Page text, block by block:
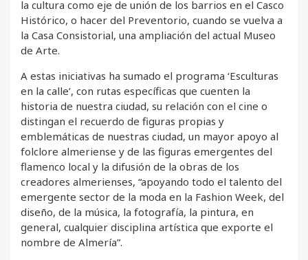
la cultura como eje de unión de los barrios en el Casco
Histórico, o hacer del Preventorio, cuando se vuelva a
la Casa Consistorial, una ampliación del actual Museo
de Arte.
A estas iniciativas ha sumado el programa ‘Esculturas
en la calle’, con rutas específicas que cuenten la
historia de nuestra ciudad, su relación con el cine o
distingan el recuerdo de figuras propias y
emblemáticas de nuestras ciudad, un mayor apoyo al
folclore almeriense y de las figuras emergentes del
flamenco local y la difusión de la obras de los
creadores almerienses, “apoyando todo el talento del
emergente sector de la moda en la Fashion Week, del
diseño, de la música, la fotografía, la pintura, en
general, cualquier disciplina artística que exporte el
nombre de Almería”.